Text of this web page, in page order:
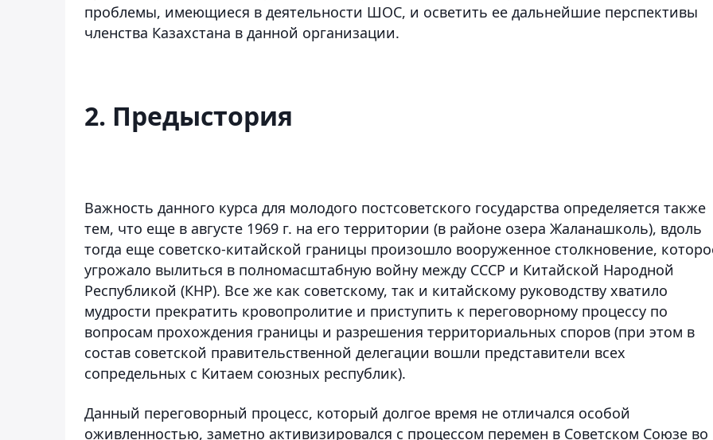
проблемы, имеющиеся в деятельности ШОС, и осветить ее дальнейшие перспективы
членства Казахстана в данной организации.
2. Предыстория
Важность данного курса для молодого постсоветского государства определяется также
тем, что еще в августе 1969 г. на его территории (в районе озера Жаланашколь), вдоль
тогда еще советско-китайской границы произошло вооруженное столкновение,
угрожало вылиться в полномасштабную войну между СССР и Китайской Народной
Республикой (КНР). Все же как советскому, так и китайскому руководству хватило
мудрости прекратить кровопролитие и приступить к переговорному процессу по
вопросам прохождения границы и разрешения территориальных споров (при этом в
состав советской правительственной делегации вошли представители всех
сопредельных с Китаем союзных республик).
Данный переговорный процесс, который долгое время не отличался особой
оживленностью, заметно активизировался с процессом перемен в Советском Союзе во